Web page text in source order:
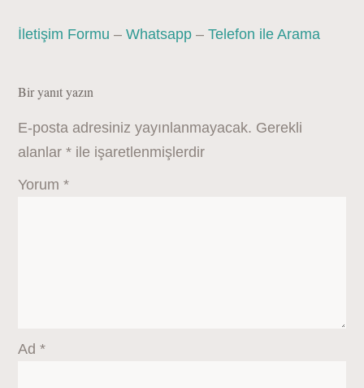
İletişim Formu –Whatsapp –Telefon ile Arama
Bir yanıt yazın
E-posta adresiniz yayınlanmayacak. Gerekli
alanlar* ile işaretlenmişlerdir
Yorum*
Ad*